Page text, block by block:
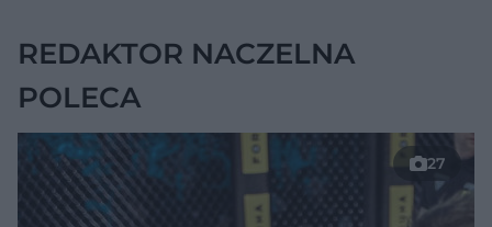
REDAKTOR NACZELNA
POLECA
27